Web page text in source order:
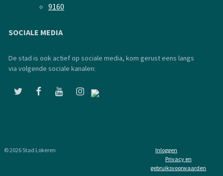
9160
SOCIALE MEDIA
De stad is ook actief op sociale media, kom gerust eens langs
via volgende sociale kanalen:
© 2026 Stad Lokeren
Inloggen
Privacy en
gebruiksvoorwaarden